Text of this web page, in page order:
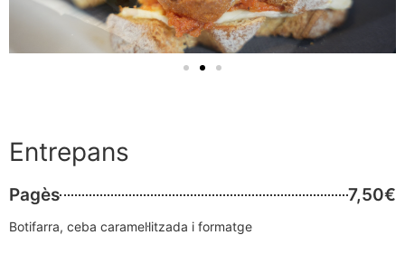
Entrepans
Pagès 7,50€
Botifarra, ceba caramel·litzada i formatge